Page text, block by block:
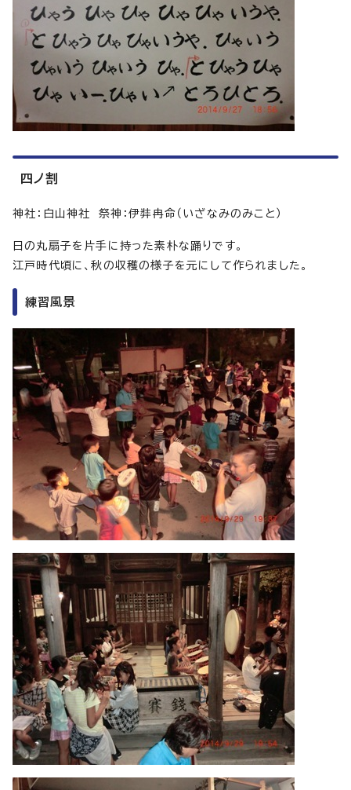
四ノ割
神社：白山神社 祭神：伊弉冉命（いざなみのみこと）
日の丸扇子を片手に持った素朴な踊りです。
江戸時代頃に、秋の収穫の様子を元にして作られました。
練習風景